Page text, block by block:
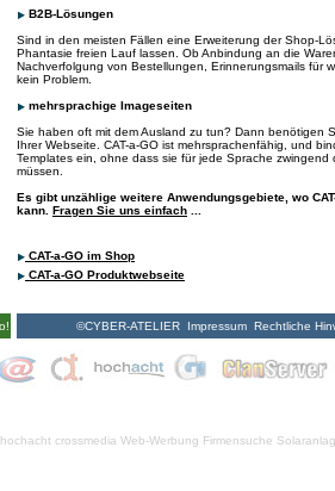
B2B-Lösungen
Sind in den meisten Fällen eine Erweiterung der Shop-
Phantasie freien Lauf lassen. Ob Anbindung an die
Nachverfolgung von Bestellungen, Erinnerungsmails für
kein Problem.
mehrsprachige Imageseiten
Sie haben oft mit dem Ausland zu tun? Dann benötigen
Ihrer Webseite. CAT-a-GO ist mehrsprachenfähig, und
Templates ein, ohne dass sie für jede Sprache
müssen.
Es gibt unzählige weitere Anwendungsgebiete, wo
kann. Fragen Sie uns einfach
CAT-a-GO im Shop
CAT-a-GO Produktwebseite
©CYBER-ATELIER Impressum Rechtliche
hochacht crossmedia Web-Werbung Firmensuche